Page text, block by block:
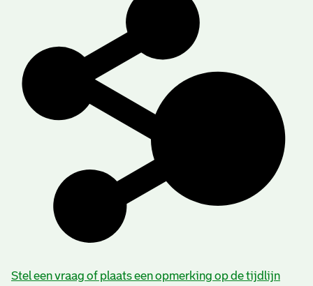
Stel een vraag of plaats een opmerking op de tijdlijn